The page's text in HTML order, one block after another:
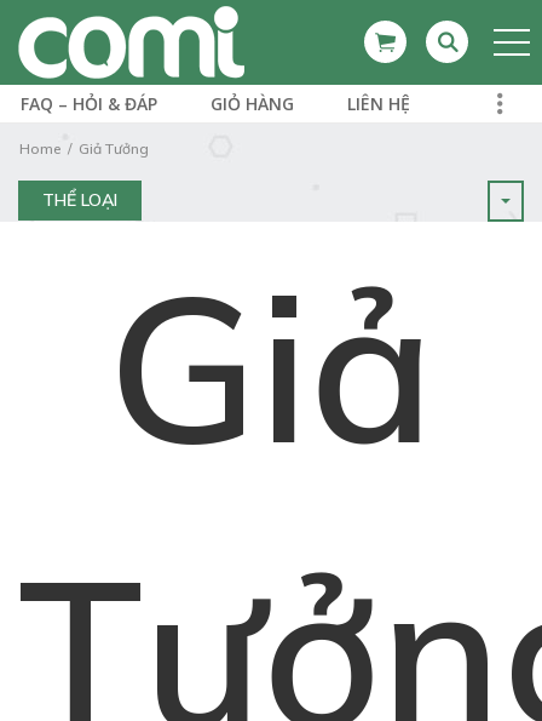
FAQ – HỎI & ĐÁP GIỎ HÀNG LIÊN HỆ
Home Giả Tưởng
THỂ LOẠI
Giả